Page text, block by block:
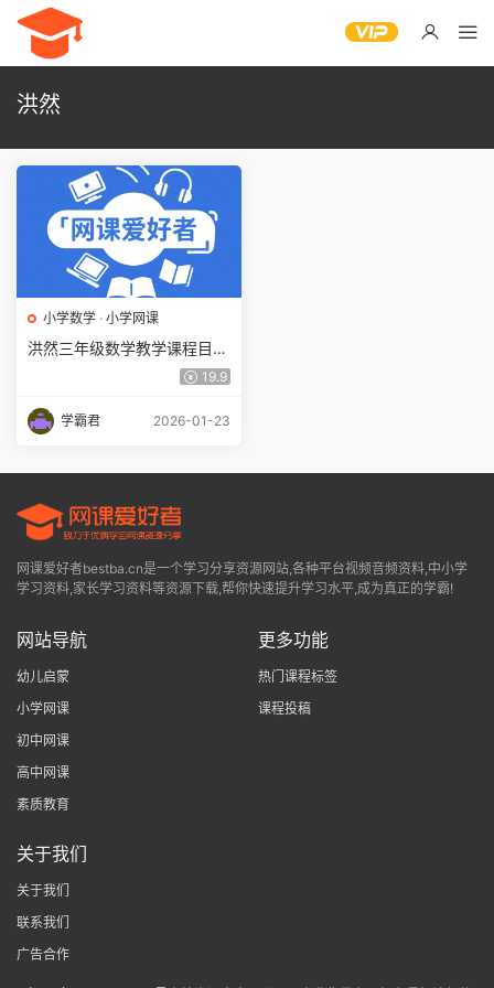
洪然
小学数学 · 小学网课
洪然三年级数学教学课程目标
S班 17.47G百度网盘下载 19.9
学霸君 2026-01-23
网课爱好者bestba.cn是一个学习分享资源网站,各种平台视频音频资料,中小学
学习资料,家长学习资料等资源下载,帮你快速提升学习水平,成为真正的学霸!
网站导航
幼儿启蒙
小学网课
初中网课
高中网课
素质教育
更多功能
热门课程标签
课程投稿
关于我们
关于我们
联系我们
广告合作